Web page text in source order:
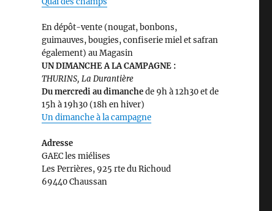
En dépôt-vente (nougat, bonbons,
guimauves, bougies, confiserie miel et safran
également) au Magasin
UN DIMANCHE A LA CAMPAGNE :
THURINS, La Durantière
Du mercredi au dimanchede 9h à 12h30 et de
15h à 19h30 (18h en hiver)
Un dimanche à la campagne
Adresse
GAEC les miélises
Les Perrières, 925 rte du Richoud
69440 Chaussan